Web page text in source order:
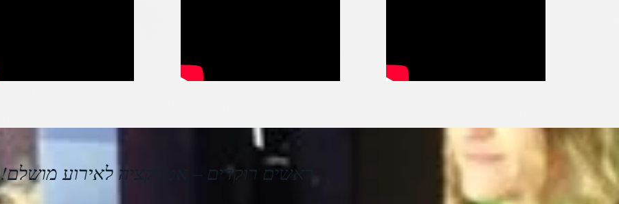
ראשים רוקדים – אטרקציה לאירוע מושלם!